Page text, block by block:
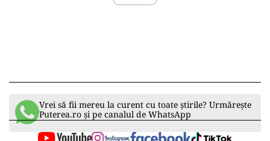
Vrei să fii mereu la curent cu toate știrile? Urmărește
Puterea.ro și pe canalul de WhatsApp